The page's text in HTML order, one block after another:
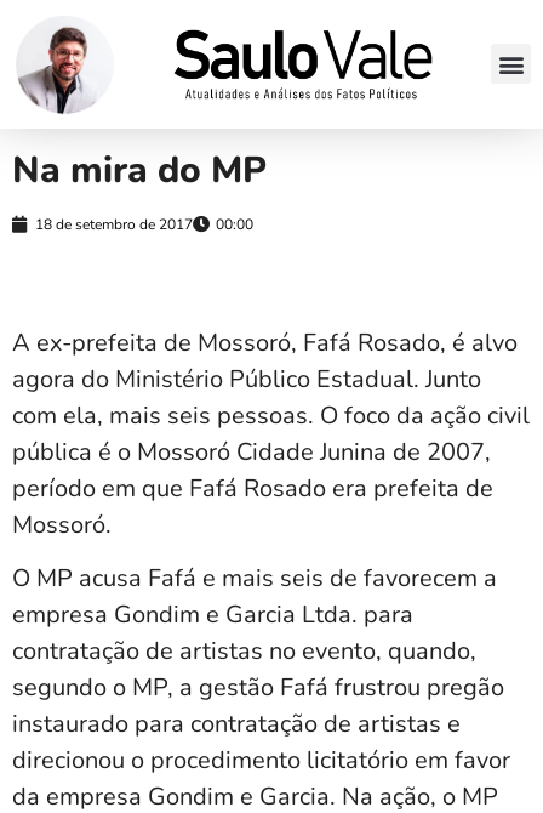
Na mira do MP
18 de setembro de 2017 00:00
A ex-prefeita de Mossoró, Fafá Rosado, é alvo
agora do Ministério Público Estadual. Junto
com ela, mais seis pessoas. O foco da ação civil
pública é o Mossoró Cidade Junina de 2007,
período em que Fafá Rosado era prefeita de
Mossoró.
O MP acusa Fafá e mais seis de favorecem a
empresa Gondim e Garcia Ltda. para
contratação de artistas no evento, quando,
segundo o MP, a gestão Fafá frustrou pregão
instaurado para contratação de artistas e
direcionou o procedimento licitatório em favor
da empresa Gondim e Garcia. Na ação, o MP